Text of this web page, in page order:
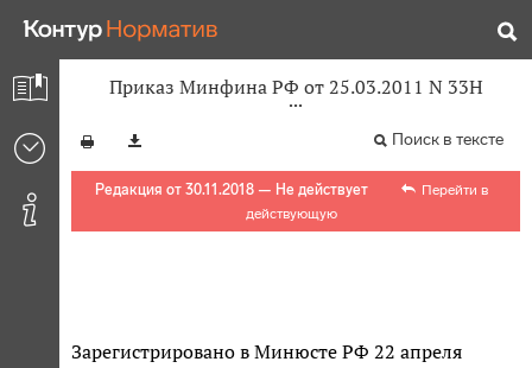
Приказ Минфина РФ от 25.03.2011 N 33Н
Поиск в тексте
Редакция от 30.11.2018 — Не действует
Перейти в
действующую
Зарегистрировано в Минюсте РФ 22 апреля